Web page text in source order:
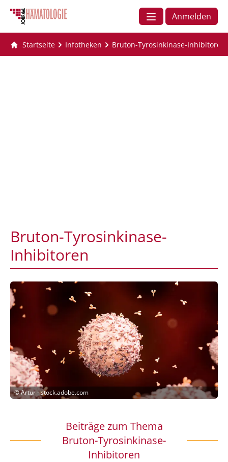
Anmelden
Startseite Infotheken Bruton-Tyrosinkinase-Inhibitoren
Bruton-Tyrosinkinase-
Inhibitoren
©Artur - stock.adobe.com
Beiträge zum Thema
Bruton-Tyrosinkinase-
Inhibitoren